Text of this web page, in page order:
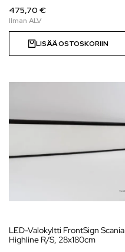
475,70 €
LISÄÄ OSTOSKORIIN
LED-Valokyltti FrontSign Scania
Highline R/S, 28x180cm